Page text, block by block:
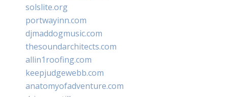
solslite.org
portwayinn.com
djmaddogmusic.com
thesoundarchitects.com
allin1roofing.com
keepjudgewebb.com
anatomyofadventure.com